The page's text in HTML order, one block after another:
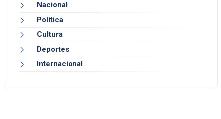
Nacional
Política
Cultura
Deportes
Internacional